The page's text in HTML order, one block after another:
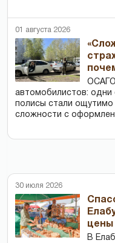
01 августа 2026
ОСАГО
автомобилистов:
полисы стали
сложности с
30 июля 2026
цены
В